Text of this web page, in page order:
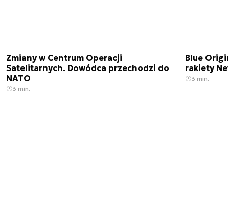
Zmiany w Centrum Operacji
Satelitarnych. Dowódca przechodzi do
NATO
3 min.
Blue
rakiety
3 min.